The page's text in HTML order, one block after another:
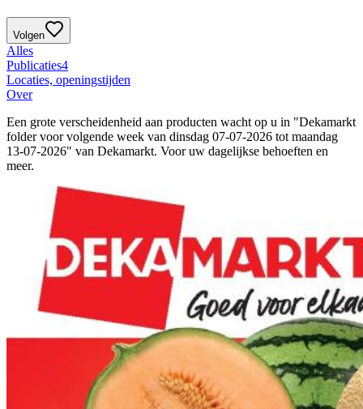
Volgen
Alles
Publicaties4
Locaties, openingstijden
Over
Een grote verscheidenheid aan producten wacht op u in "Dekamarkt
folder voor volgende week van dinsdag 07-07-2026 tot maandag
13-07-2026" van Dekamarkt. Voor uw dagelijkse behoeften en
meer.